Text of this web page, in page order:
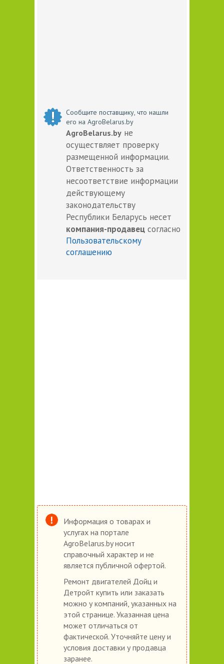
Сообщите поставщику, что нашли
его на AgroBelarus.by
AgroBelarus.by не
осуществляет проверку
размещенной информации.
Ответственность за
несоответствие информации
действующему
законодательству
Республики Беларусь несет
компания-продавец согласно
Пользовательскому
соглашению
Информация о товарах и
услугах на портале
AgroBelarus.by носит
справочный характер и не
является публичной офертой.
Ремонт двигателей Дойц и
Детройт купить или заказать
можно у компаний, указанных на
этой странице. Указанная цена
может отличаться от
фактической. Уточняйте цену и
условия доставки у продавца
заранее.